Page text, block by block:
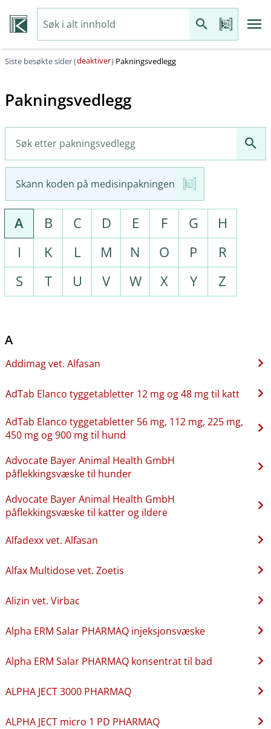
Siste besøkte sider (deaktiver) Pakningsvedlegg
Pakningsvedlegg
Skann koden på medisinpakningen
A B C D E F G
H
I
K L M N O P
R
S
T U V W X Y Z
A
Addimag vet. Alfasan
AdTab Elanco tyggetabletter 12 mg og 48 mg til katt
AdTab Elanco tyggetabletter 56 mg, 112 mg, 225 mg,
450 mg og 900 mg til hund
Advocate Bayer Animal Health GmbH
påflekkingsvæske til hunder
Advocate Bayer Animal Health GmbH
påflekkingsvæske til katter og ildere
Alfadexx vet. Alfasan
Alfax Multidose vet. Zoetis
Alizin vet. Virbac
Alpha ERM Salar PHARMAQ injeksjonsvæske
Alpha ERM Salar PHARMAQ konsentrat til bad
ALPHA JECT 3000 PHARMAQ
ALPHA JECT micro 1 PD PHARMAQ